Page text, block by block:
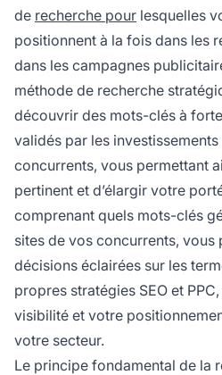
de recherche pour lesquelles
positionnent à la fois dans les
dans les campagnes
méthode de recherche
découvrir des mots-clés à
validés par les
concurrents, vous permettant
pertinent et d’élargir votre
comprenant quels mots-clés
sites de vos concurrents,
décisions éclairées sur les
propres stratégies SEO et
visibilité et votre
votre secteur.
Le principe fondamental de la